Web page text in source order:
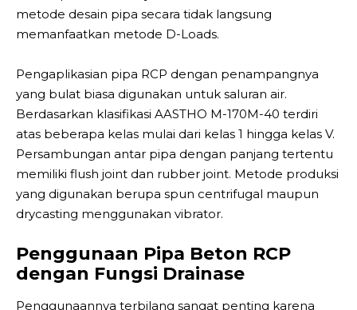
metode desain pipa secara tidak langsung
memanfaatkan metode D-Loads.
Pengaplikasian pipa RCP dengan penampangnya
yang bulat biasa digunakan untuk saluran air.
Berdasarkan klasifikasi AASTHO M-170M-40 terdiri
atas beberapa kelas mulai dari kelas 1 hingga kelas V.
Persambungan antar pipa dengan panjang tertentu
memiliki flush joint dan rubber joint. Metode produksi
yang digunakan berupa spun centrifugal maupun
drycasting menggunakan vibrator.
Penggunaan Pipa Beton RCP
dengan Fungsi Drainase
Penggunaannya terbilang sangat penting karena